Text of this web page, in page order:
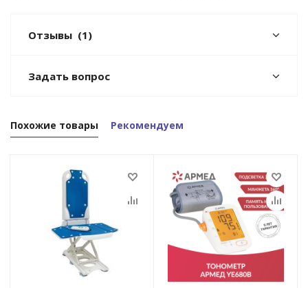
Отзывы (1)
Задать вопрос
Похожие товары Рекомендуем